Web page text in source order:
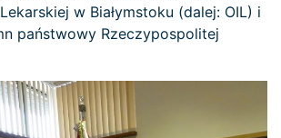
w Białymstoku (dalej: OIL) i
państwowy Rzeczypospolitej